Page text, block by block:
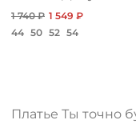
1 740 ₽ 1 549 ₽
44 50 52 54